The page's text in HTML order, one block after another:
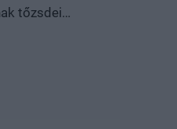
tőzsdei